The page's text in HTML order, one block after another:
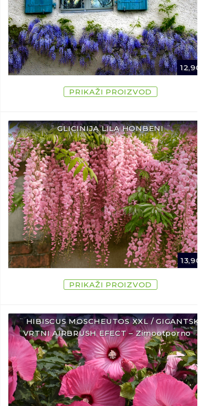
12,90
PRIKAŽI PROIZVOD
¨ GLICINIJA LILA HONBENI ¨
13,90
PRIKAŽI PROIZVOD
¨ HIBISCUS MOSCHEUTOS XXL / GIGANTSKI
VRTNI AIRBRUSH EFECT – Zimootporno ¨